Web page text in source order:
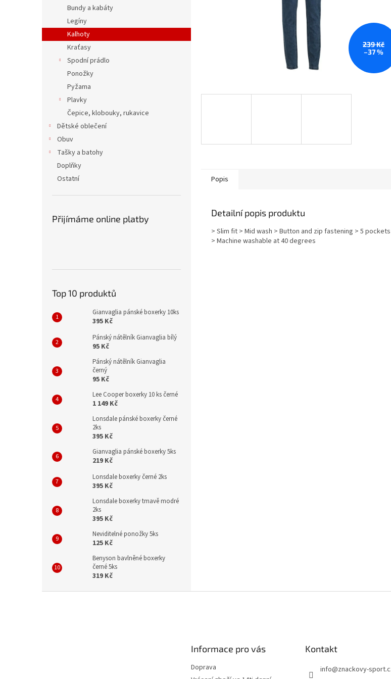
l
Bundy a kabáty
Legíny
Kalhoty
Kraťasy
Spodní prádlo
Ponožky
Pyžama
Plavky
Čepice, klobouky, rukavice
Dětské oblečení
Obuv
Tašky a batohy
Doplňky
Ostatní
Přijímáme online platby
Top 10 produktů
Gianvaglia pánské boxerky 10ks
395 Kč
Pánský nátělník Gianvaglia bílý
95 Kč
Pánský nátělník Gianvaglia
černý
95 Kč
Lee Cooper boxerky 10 ks černé
1 149 Kč
Lonsdale pánské boxerky černé
2ks
395 Kč
Gianvaglia pánské boxerky 5ks
219 Kč
Lonsdale boxerky černé 2ks
395 Kč
Lonsdale boxerky tmavě modré
2ks
395 Kč
Neviditelné ponožky 5ks
125 Kč
Benyson bavlněné boxerky
černé 5ks
319 Kč
239 Kč
–37 %
Popis
Detailní popis produktu
> Slim fit > Mid wash > Button and zip fastening > 5
> Machine washable at 40 degrees
Informace pro vás
Doprava
Kontakt
info@znackovy-